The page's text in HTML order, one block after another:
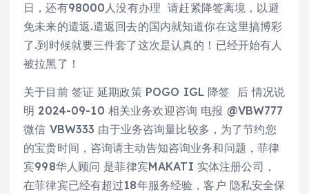
日，还有98000人没有办理 请赶紧降签离境，以避
免未来的遣返.遣返回去的国内就知道你在这里搞博彩
了.到时候就要三件套了这次是认真的！已经开始有人
被拉黑了！
关于目前 签证 延期政策 POGO IGL 降签 后 情况说
明 2024-09-10 相关业务欢迎咨询 电报 @VBW777
微信 VBW333 由于业务咨询量比较多，为了节约您
的宝贵时间，咨询请主动告知咨询业务和问题，菲律
宾998华人顾问 是菲律宾MAKATI 实体注册公司，
在菲律宾已经有超过18年服务经验，客户 隐私安全保